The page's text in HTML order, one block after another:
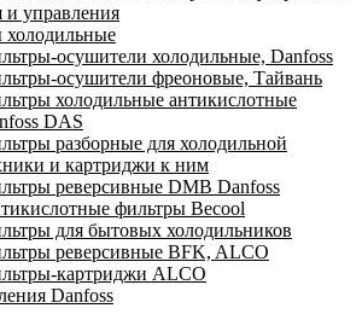
и управления
осушители холодильные, Danfoss
осушители фреоновые, Тайвань
холодильные антикислотные
DAS
разборные для холодильной
и картриджи к ним
реверсивные DMB Danfoss
фильтры Becool
для бытовых холодильников
реверсивные BFK, ALCO
картриджи ALCO
Danfoss